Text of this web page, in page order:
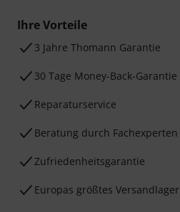
Ihre Vorteile
3 Jahre Thomann Garantie
30 Tage Money-Back-Garantie
Reparaturservice
Beratung durch Fachexperten
Zufriedenheitsgarantie
Europas größtes Versandlager